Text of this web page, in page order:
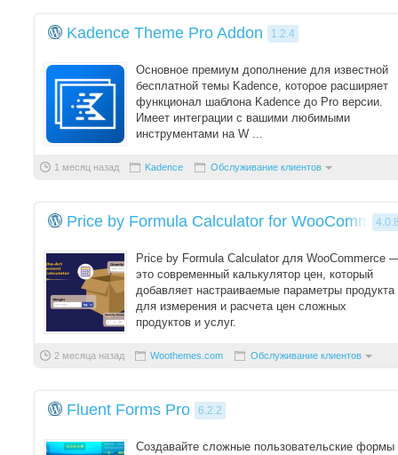
Kadence Theme Pro Addon 1.2.4
Основное премиум дополнение для известной
бесплатной темы Kadence, которое расширяет
функционал шаблона Kadence до Pro версии.
Имеет интеграции с вашими любимыми
инструментами на W ...
1 месяц назад Kadence Обслуживание клиентов
Price by Formula Calculator for
Price by Formula Calculator для WooCommerce
это современный калькулятор цен, который
добавляет настраиваемые параметры продукта
для измерения и расчета цен сложных
продуктов и услуг.
2 месяца назад Woothemes.com Обслуживание клиентов
Fluent Forms Pro 6.2.2
Создавайте сложные пользовательские формы